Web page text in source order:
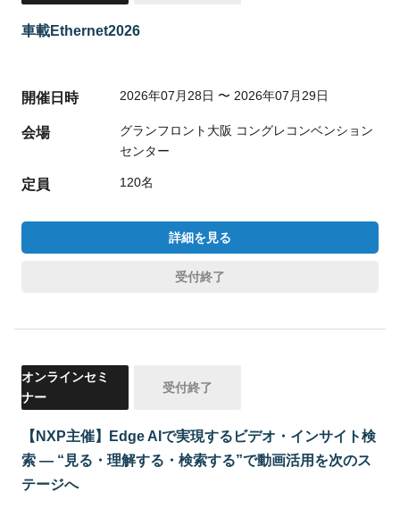
車載Ethernet2026
開催日時 2026年07月28日 〜 2026年07月29日
会場
グランフロント大阪 コングレコンベンション
センター
定員 120名
詳細を見る
受付終了
オンラインセミ
ナー
受付終了
【NXP主催】Edge AIで実現するビデオ・インサイト検
索 — “見る・理解する・検索する”で動画活用を次のス
テージへ